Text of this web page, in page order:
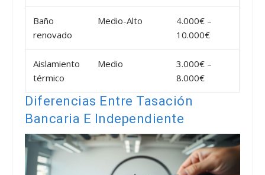
Baño
renovado
Medio-Alto
4.000€ –
10.000€
Aislamiento
térmico
Medio
3.000€ –
8.000€
Diferencias Entre Tasación
Bancaria E Independiente